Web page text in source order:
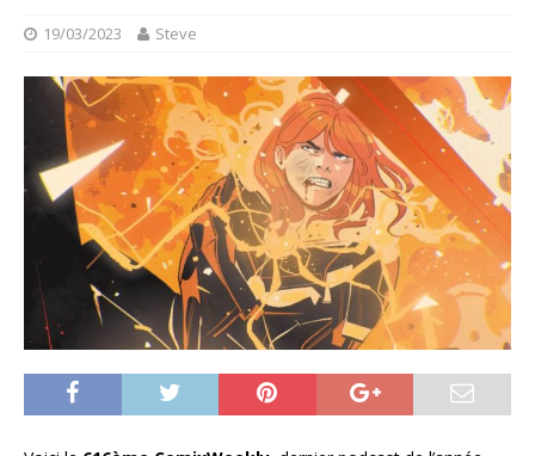
19/03/2023 Steve